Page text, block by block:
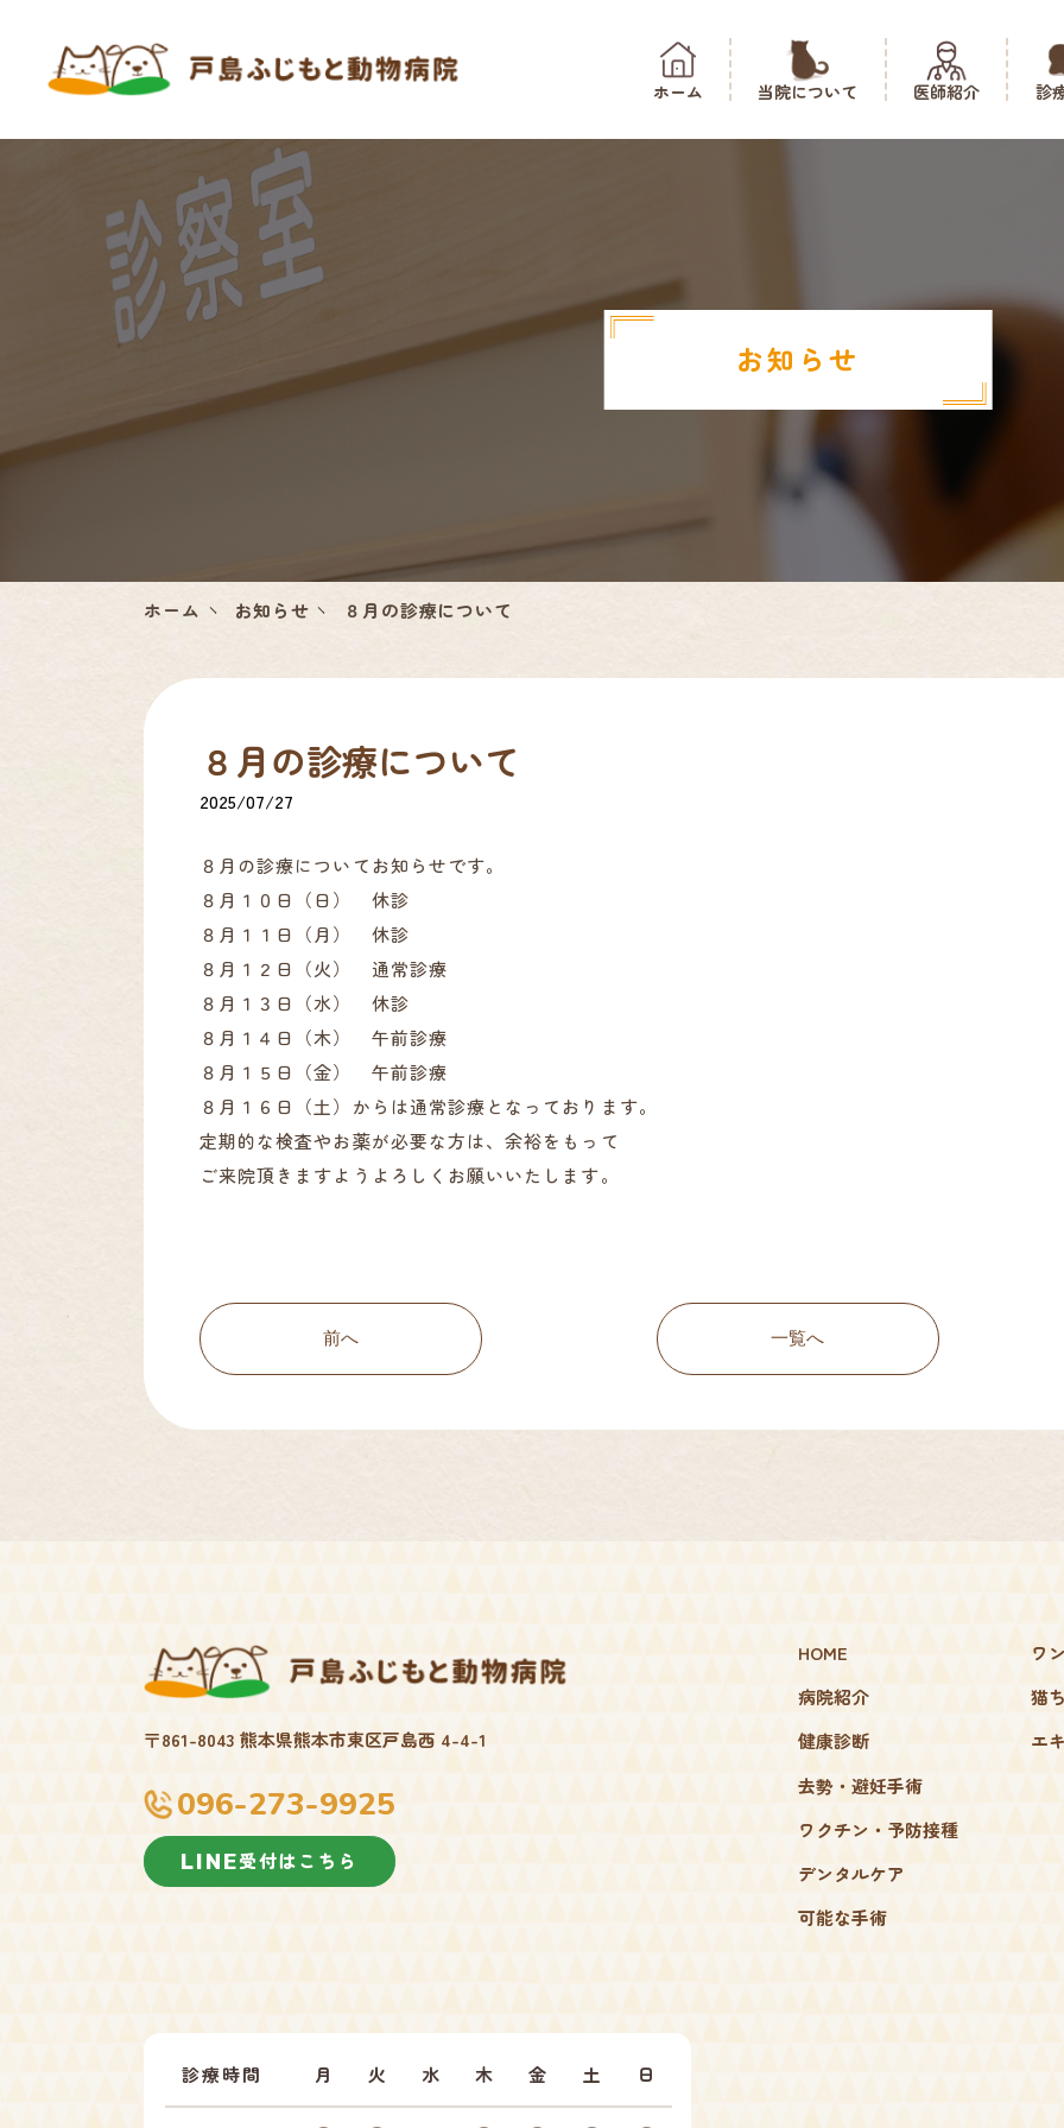
ホーム 当院について 医師紹介 診
お知らせ
ホーム お知らせ ８月の診療について
８月の診療について
2025/07/27
８月の診療についてお知らせです。
８月１０日（日） 休診
８月１１日（月） 休診
８月１２日（火） 通常診療
８月１３日（水） 休診
８月１４日（木） 午前診療
８月１５日（金） 午前診療
８月１６日（土）からは通常診療となっております。
定期的な検査やお薬が必要な方は、余裕をもって
ご来院頂きますようよろしくお願いいたします。
前へ 一覧へ
〒861-8043 熊本県熊本市東区戸島西 4-4-1
096-273-9925
受付はこちら
HOME
病院紹介
健康診断
去勢・避妊手術
ワクチン・予防接種
デンタルケア
可能な手術
ワ
猫
エ
診療時間 月 火 水 木 金 土 日